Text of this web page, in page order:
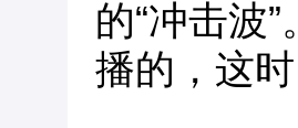
的“冲击波
播的，这